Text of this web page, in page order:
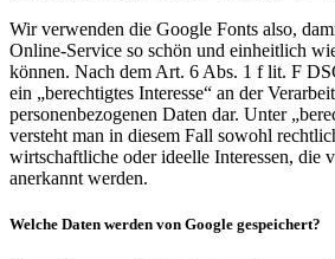
Wir verwenden die Google Fonts also,
Online-Service so schön und einheitlich
können. Nach dem Art. 6 Abs. 1 f lit. F
ein „berechtigtes Interesse“ an der
personenbezogenen Daten dar. Unter
versteht man in diesem Fall sowohl
wirtschaftliche oder ideelle Interessen, die
anerkannt werden.
Welche Daten werden von Google gespeichert?